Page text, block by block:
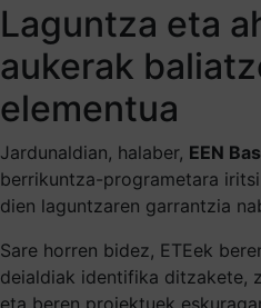
Laguntza eta
aukerak
elementua
Jardunaldian, halaber, EEN
berrikuntza-programetara
dien laguntzaren garrantzia
Sare horren bidez, ETEek
deialdiak identifika ditzakete,
eta beren proiektuek